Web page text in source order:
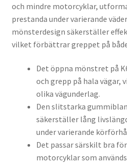
och mindre motorcyklar,
prestanda under varierande
mönsterdesign säkerställer
vilket förbättrar greppet på
Det öppna mönstret på
och grepp på hala
olika vägunderlag.
Den slitstarka
säkerställer lång
under varierande
Det passar särskilt bra
motorcyklar som